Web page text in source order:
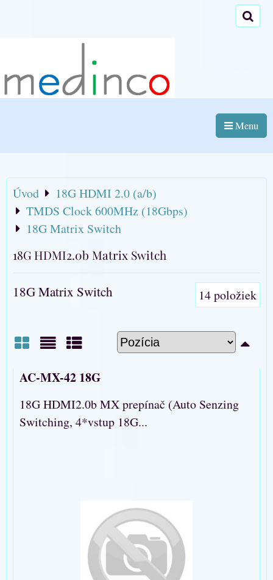
Menu
Úvod
18G HDMI 2.0 (a/b)
TMDS Clock 600MHz (18Gbps)
18G Matrix Switch
18G HDMI2.0b Matrix Switch
18G Matrix Switch 14položiek
Mriežka
AC-MX-42 18G
18G HDMI2.0b MX prepínač (Auto Senzing
Switching, 4*vstup 18G...